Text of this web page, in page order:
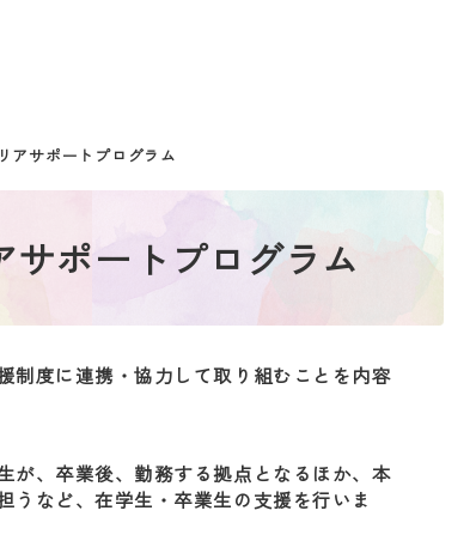
アサポートプログラム
ポートプログラム
度に連携・協力して取り組むことを内容
、卒業後、勤務する拠点となるほか、本
うなど、在学生・卒業生の支援を行いま